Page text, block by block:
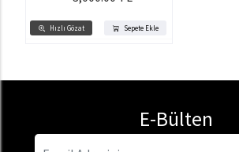
Hızlı Gözat Sepete Ekle
E-Bülten